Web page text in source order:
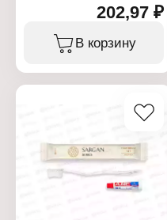
потеков ржавчины,
солевых отложений.
Способствует
устранению неприятного
микробы. Гелеобразная
структура чистящего
средства обеспечивает
его экономичный расход.
Характеристики:
Торговая марка: Grass
Артикул: 125535
Линейка: Professional
Тип товара: Чистящее
202,97 ₽
В корзину